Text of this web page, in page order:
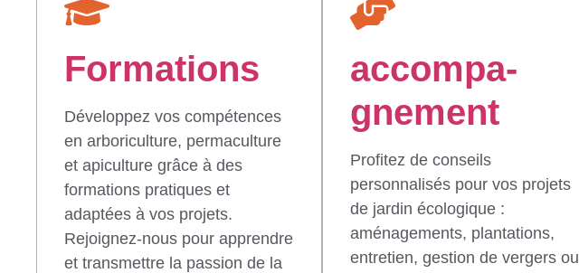
Formations
Développez vos compétences
en arboriculture, permaculture
et apiculture grâce à des
formations pratiques et
adaptées à vos projets.
Rejoignez-nous pour apprendre
et transmettre la passion de la
accompa-
gnement
Profitez de conseils
personnalisés pour vos projets
de jardin écologique :
aménagements, plantations,
entretien, gestion de vergers ou